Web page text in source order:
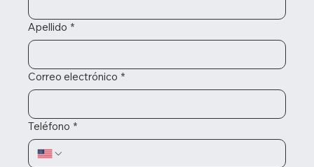
Apellido *
Correo electrónico *
Teléfono *